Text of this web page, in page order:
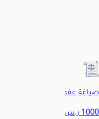
صياغة عقد
1000 ر.س